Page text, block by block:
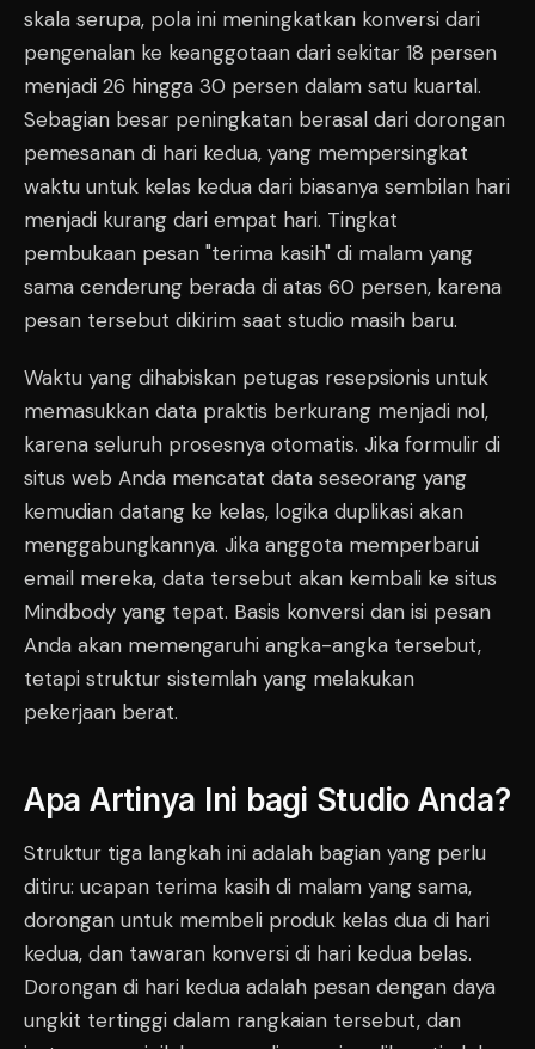
skala serupa, pola ini meningkatkan konversi dari
pengenalan ke keanggotaan dari sekitar 18 persen
menjadi 26 hingga 30 persen dalam satu kuartal.
Sebagian besar peningkatan berasal dari dorongan
pemesanan di hari kedua, yang mempersingkat
waktu untuk kelas kedua dari biasanya sembilan hari
menjadi kurang dari empat hari. Tingkat
pembukaan pesan "terima kasih" di malam yang
sama cenderung berada di atas 60 persen, karena
pesan tersebut dikirim saat studio masih baru.
Waktu yang dihabiskan petugas resepsionis untuk
memasukkan data praktis berkurang menjadi nol,
karena seluruh prosesnya otomatis. Jika formulir di
situs web Anda mencatat data seseorang yang
kemudian datang ke kelas, logika duplikasi akan
menggabungkannya. Jika anggota memperbarui
email mereka, data tersebut akan kembali ke situs
Mindbody yang tepat. Basis konversi dan isi pesan
Anda akan memengaruhi angka-angka tersebut,
tetapi struktur sistemlah yang melakukan
pekerjaan berat.
Apa Artinya Ini bagi Studio Anda?
Struktur tiga langkah ini adalah bagian yang perlu
ditiru: ucapan terima kasih di malam yang sama,
dorongan untuk membeli produk kelas dua di hari
kedua, dan tawaran konversi di hari kedua belas.
Dorongan di hari kedua adalah pesan dengan daya
ungkit tertinggi dalam rangkaian tersebut, dan